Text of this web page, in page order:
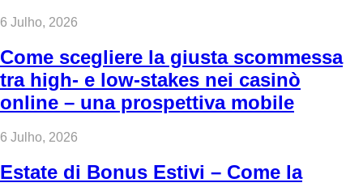
6 Julho, 2026
Come scegliere la giusta scommessa
tra high‑ e low‑stakes nei casinò
online – una prospettiva mobile
6 Julho, 2026
Estate di Bonus Estivi – Come la